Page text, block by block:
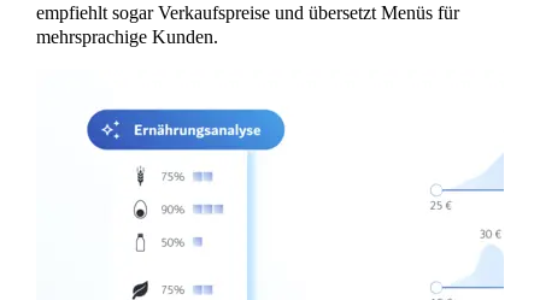
empfiehlt sogar Verkaufspreise und übersetzt Menüs für
mehrsprachige Kunden.